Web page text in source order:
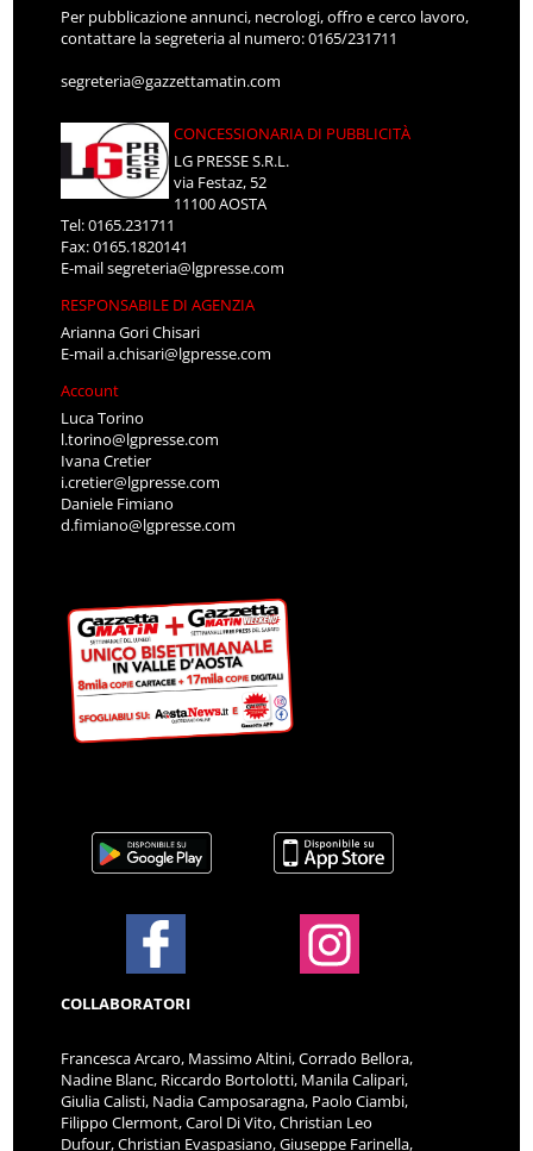
Per pubblicazione annunci, necrologi, offro e cerco lavoro,
contattare la segreteria al numero: 0165/231711
segreteria@gazzettamatin.com
CONCESSIONARIA DI PUBBLICITÀ
LG PRESSE S.R.L.
via Festaz, 52
11100 AOSTA
Tel: 0165.231711
Fax: 0165.1820141
E-mailsegreteria@lgpresse.com
RESPONSABILE DI AGENZIA
Arianna Gori Chisari
E-maila.chisari@lgpresse.com
Account
Luca Torino
l.torino@lgpresse.com
Ivana Cretier
i.cretier@lgpresse.com
Daniele Fimiano
d.fimiano@lgpresse.com
COLLABORATORI
Francesca Arcaro, Massimo Altini, Corrado Bellora,
Nadine Blanc, Riccardo Bortolotti, Manila Calipari,
Giulia Calisti, Nadia Camposaragna, Paolo Ciambi,
Filippo Clermont, Carol Di Vito, Christian Leo
Dufour, Christian Evaspasiano, Giuseppe Farinella,